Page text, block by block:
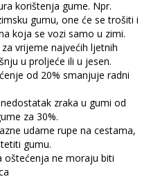
korištenja gume. Npr.
gumu, one će se trošiti i
koja se vozi samo u zimi.
vrijeme najvećih ljetnih
u proljeće ili u jesen.
od 20% smanjuje radni
zraka u gumi od
za 30%.
udarne rupe na cestama,
gumu.
oštećenja ne moraju biti